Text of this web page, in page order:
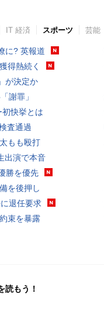
IT 経済 スポーツ 芸能
に? 英報道
得熱続く
が決定か
謝罪」
初快挙とは
査通過
もも殴打
出演で本音
勝を優先
を後押し
退任要求
束を暴露
読もう！